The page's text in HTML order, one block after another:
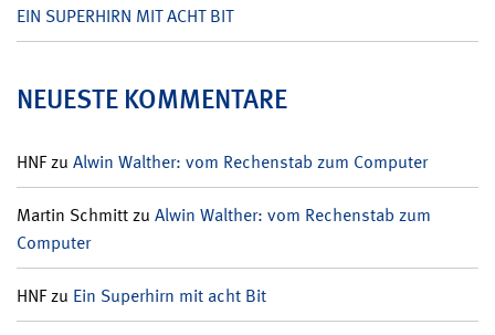
EIN SUPERHIRN MIT ACHT BIT
NEUESTE KOMMENTARE
HNFzu Alwin Walther: vom Rechenstab zum Computer
Martin Schmittzu Alwin Walther: vom Rechenstab zum
Computer
HNFzu Ein Superhirn mit acht Bit